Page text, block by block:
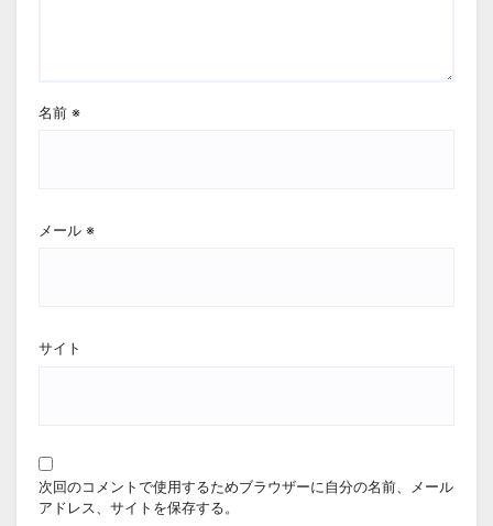
名前 ※
メール ※
サイト
次回のコメントで使用するためブラウザーに自分の名前、メール
アドレス、サイトを保存する。